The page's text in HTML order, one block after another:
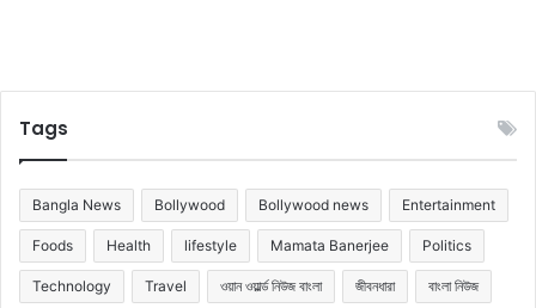
Tags
Bangla News Bollywood Bollywood news Entertainment
Foods Health lifestyle Mamata Banerjee Politics
Technology Travel ওয়ান ওয়ার্ল্ড নিউজ বাংলা জীবনধারা বাংলা নিউজ